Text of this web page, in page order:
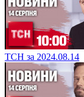
ТСН за 2024.08.14